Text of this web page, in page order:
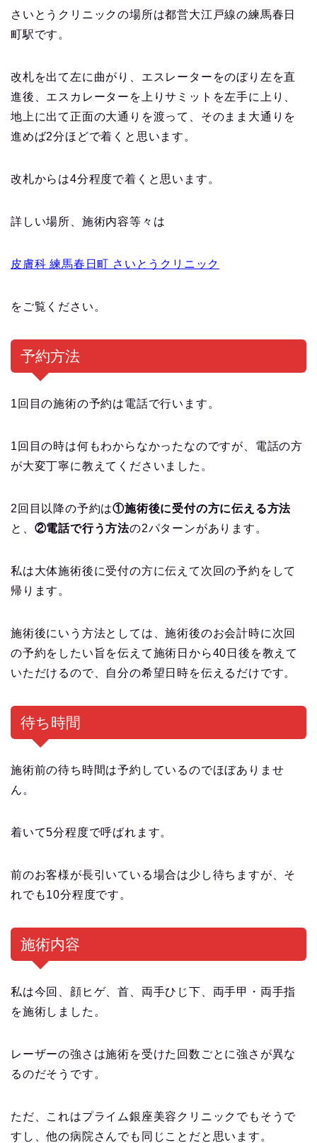
さいとうクリニックの場所は都営大江戸線の練馬春日
町駅です。
改札を出て左に曲がり、エスレーターをのぼり左を直
進後、エスカレーターを上りサミットを左手に上り、
地上に出て正面の大通りを渡って、そのまま大通りを
進めば2分ほどで着くと思います。
改札からは4分程度で着くと思います。
詳しい場所、施術内容等々は
皮膚科 練馬春日町 さいとうクリニック
をご覧ください。
予約方法
1回目の施術の予約は電話で行います。
1回目の時は何もわからなかったなのですが、電話の方
が大変丁寧に教えてくださいました。
2回目以降の予約は①施術後に受付の方に伝える方法
と、 ②電話で行う方法の2パターンがあります。
私は大体施術後に受付の方に伝えて次回の予約をして
帰ります。
施術後にいう方法としては、施術後のお会計時に次回
の予約をしたい旨を伝えて施術日から40日後を教えて
いただけるので、自分の希望日時を伝えるだけです。
待ち時間
施術前の待ち時間は予約しているのでほぼありませ
ん。
着いて5分程度で呼ばれます。
前のお客様が長引いている場合は少し待ちますが、そ
れでも10分程度です。
施術内容
私は今回、顔ヒゲ、首、両手ひじ下、両手甲・両手指
を施術しました。
レーザーの強さは施術を受けた回数ごとに強さが異な
るのだそうです。
ただ、これはプライム銀座美容クリニックでもそうで
すし、他の病院さんでも同じことだと思います。